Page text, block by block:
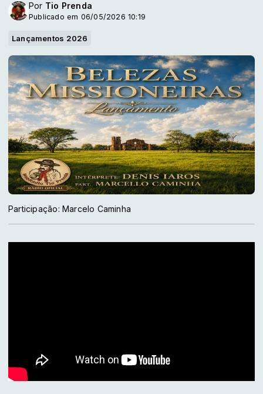
Por Tio Prenda
Publicado em 06/05/2026 10:19
Lançamentos 2026
Participação: Marcelo Caminha